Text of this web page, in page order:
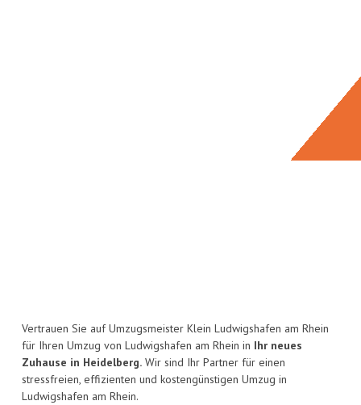
Vertrauen Sie auf Umzugsmeister Klein Ludwigshafen am Rhein
für Ihren Umzug von Ludwigshafen am Rhein in Ihr neues
Zuhause in Heidelberg. Wir sind Ihr Partner für einen
stressfreien, effizienten und kostengünstigen Umzug in
Ludwigshafen am Rhein.